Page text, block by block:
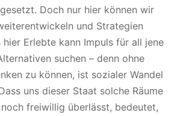
Doch nur hier können wir
und Strategien
Erlebte kann Impuls für all jene
suchen – denn ohne
zu können, ist sozialer Wandel
uns dieser Staat solche Räume
freiwillig überlässt, bedeutet,